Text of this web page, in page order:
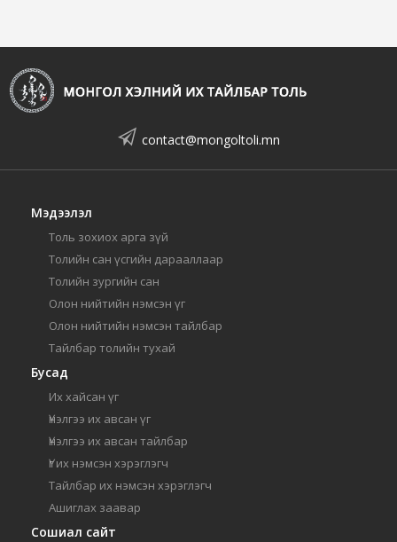
contact@mongoltoli.mn
Мэдээлэл
Толь зохиох арга зүй
Толийн сан үсгийн дарааллаар
Толийн зургийн сан
Олон нийтийн нэмсэн үг
Олон нийтийн нэмсэн тайлбар
Тайлбар толийн тухай
Бусад
Их хайсан үг
Үнэлгээ их авсан үг
Үнэлгээ их авсан тайлбар
Үг их нэмсэн хэрэглэгч
Тайлбар их нэмсэн хэрэглэгч
Ашиглах заавар
Сошиал сайт